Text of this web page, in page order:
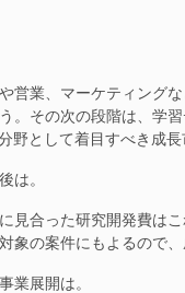
業、マーケティングな
。その次の段階は、学
野として着目すべき成長
は。
合った研究開発費はこ
象の案件にもよるので
展開は。